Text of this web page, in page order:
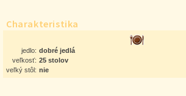
Charakteristika
jedlo: dobré jedlá
veľkosť: 25 stolov
veľký stôl: nie